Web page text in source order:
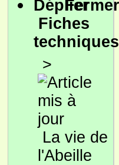
Fiches
techniques
>
La vie de
l'Abeille